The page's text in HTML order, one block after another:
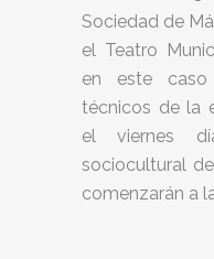
Sociedad de
el Teatro
en este
técnicos de la
el viernes
sociocultural
comenzarán a